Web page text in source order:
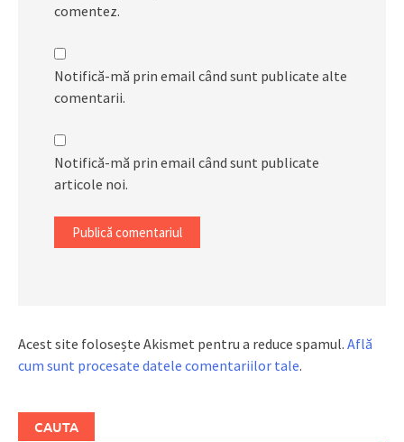
comentez.
Notifică-mă prin email când sunt publicate alte
comentarii.
Notifică-mă prin email când sunt publicate
articole noi.
Acest site folosește Akismet pentru a reduce spamul. Află
cum sunt procesate datele comentariilor tale.
CAUTA